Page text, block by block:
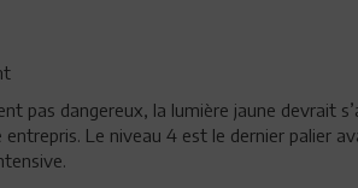
pas dangereux, la lumière jaune devrait
entrepris. Le niveau 4 est le dernier palier